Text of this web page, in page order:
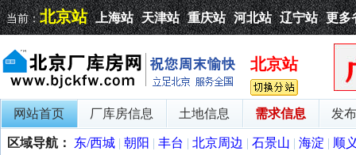
当前：北京站 上海站 天津站 重庆站 河北站 辽宁站 更多
北京站
网站首页 厂库房信息 土地信息 需求信息 发
区域导航： 东/西城 | 朝阳 | 丰台 | 北京周边 | 石景山 | 海淀 | 顺